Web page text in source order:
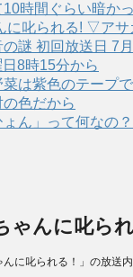
時間ぐらい暗か
に叱られる! ▽ア
謎 初回放送日 7
8時15分から
は紫色のテープ
色だから
ょん」って何なの
ゃんに叱られ
に叱られる！」の放送